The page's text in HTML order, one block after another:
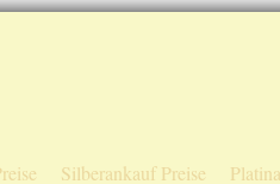
Silberankauf Preise